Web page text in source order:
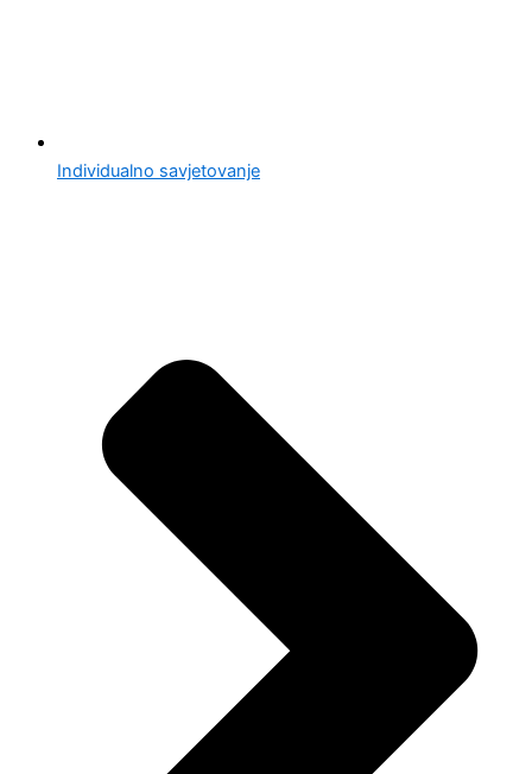
Individualno savjetovanje